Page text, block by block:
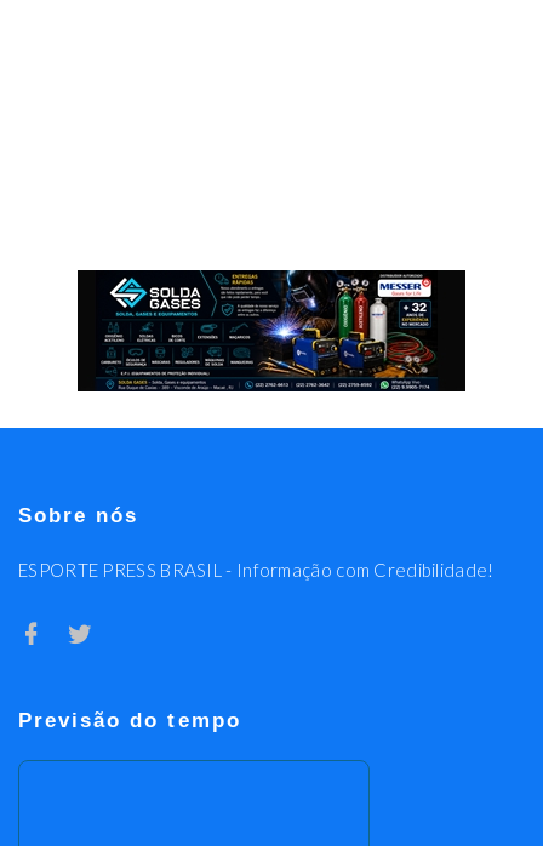
Sobre nós
ESPORTE PRESS BRASIL - Informação com Credibilidade!
Previsão do tempo